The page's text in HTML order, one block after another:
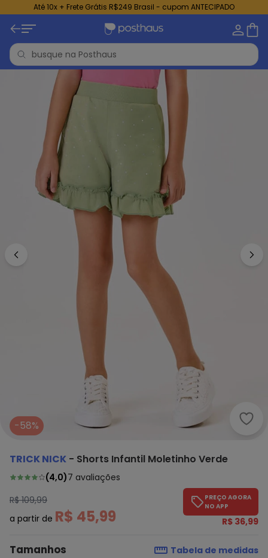
Até 10x + Frete Grátis R$249 Brasil - cupom ANTECIPADO
-58%
TRICK NICK - Shorts Infantil Moletinho Verde
(4,0)7 avaliações
R$ 109,99
a partir de R$ 45,99
PREÇO AGORA
NO APP
R$ 36,99
Tamanhos Tabela de medidas